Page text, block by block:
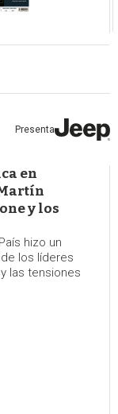
en
y los
hizo un
los líderes
las tensiones